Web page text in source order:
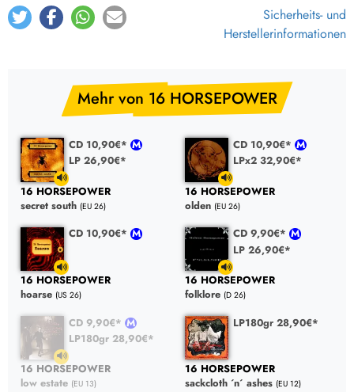
Sicherheits- und
Herstellerinformationen
Mehr von 16 HORSEPOWER
CD 10,90€*
LP 26,90€*
16 HORSEPOWER
secret south (EU 26)
CD 10,90€*
LPx2 32,90€*
16 HORSEPOWER
olden (EU 26)
CD 10,90€*
16 HORSEPOWER
hoarse (US 26)
CD 9,90€*
LP 26,90€*
16 HORSEPOWER
folklore (D 26)
CD 9,90€*
LP180gr 28,90€*
16 HORSEPOWER
low estate (EU 13)
LP180gr 28,90€*
16 HORSEPOWER
sackcloth ´n´ ashes (EU 12)